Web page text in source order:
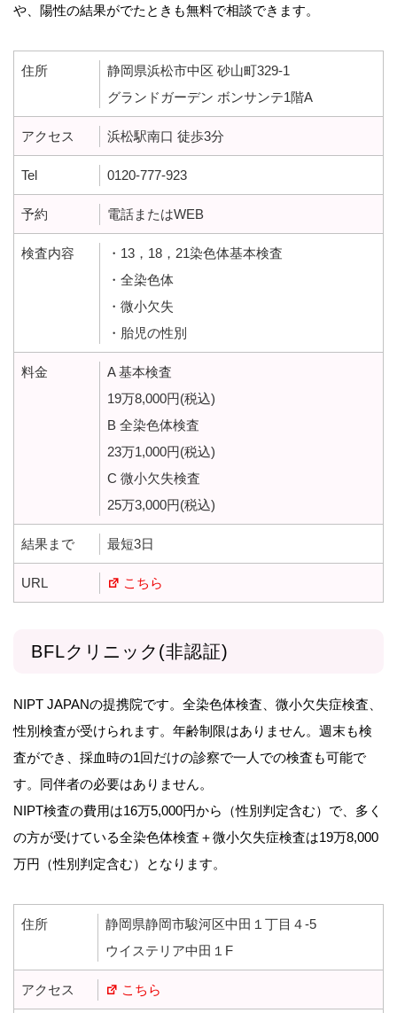
や、陽性の結果がでたときも無料で相談できます。
住所
静岡県浜松市中区 砂山町329-1
グランドガーデン ボンサンテ1階A
アクセス 浜松駅南口 徒歩3分
Tel 0120-777-923
予約 電話またはWEB
検査内容
・13，18，21染色体基本検査
・全染色体
・微小欠失
・胎児の性別
料金
A 基本検査
19万8,000円(税込)
B 全染色体検査
23万1,000円(税込)
C 微小欠失検査
25万3,000円(税込)
結果まで 最短3日
URL こちら
BFLクリニック(非認証)
NIPT JAPANの提携院です。全染色体検査、微小欠失症検査、
性別検査が受けられます。年齢制限はありません。週末も検
査ができ、採血時の1回だけの診察で一人での検査も可能で
す。同伴者の必要はありません。
NIPT検査の費用は16万5,000円から（性別判定含む）で、多く
の方が受けている全染色体検査＋微小欠失症検査は19万8,000
万円（性別判定含む）となります。
住所
静岡県静岡市駿河区中田１丁目４-5
ウイステリア中田１F
アクセス こちら